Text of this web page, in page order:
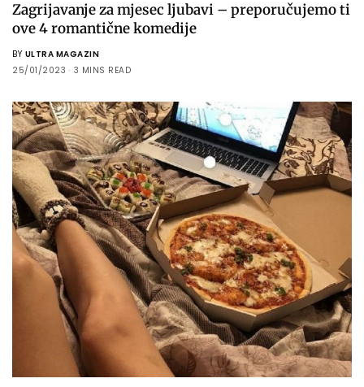
Zagrijavanje za mjesec ljubavi – preporučujemo ti
ove 4 romantične komedije
BY ULTRA MAGAZIN
25/01/2023
3 MINS READ